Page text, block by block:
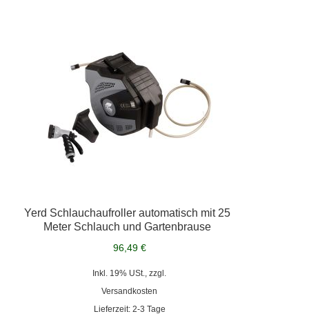
Yerd Schlauchaufroller automatisch mit 25
Meter Schlauch und Gartenbrause
96,49 €
Inkl. 19% USt., zzgl.
Versandkosten
Lieferzeit: 2-3 Tage